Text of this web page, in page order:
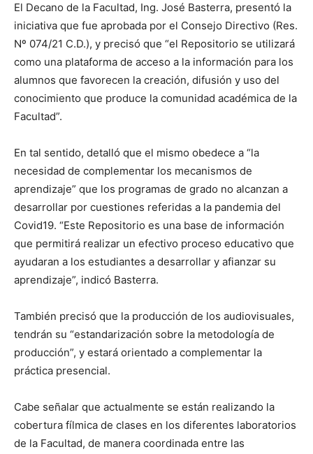
El Decano de la Facultad, Ing. José Basterra, presentó la
iniciativa que fue aprobada por el Consejo Directivo (Res.
Nº 074/21 C.D.), y precisó que “el Repositorio se utilizará
como una plataforma de acceso a la información para los
alumnos que favorecen la creación, difusión y uso del
conocimiento que produce la comunidad académica de la
Facultad”.
En tal sentido, detalló que el mismo obedece a “la
necesidad de complementar los mecanismos de
aprendizaje” que los programas de grado no alcanzan a
desarrollar por cuestiones referidas a la pandemia del
Covid19. “Este Repositorio es una base de información
que permitirá realizar un efectivo proceso educativo que
ayudaran a los estudiantes a desarrollar y afianzar su
aprendizaje”, indicó Basterra.
También precisó que la producción de los audiovisuales,
tendrán su “estandarización sobre la metodología de
producción”, y estará orientado a complementar la
práctica presencial.
Cabe señalar que actualmente se están realizando la
cobertura fílmica de clases en los diferentes laboratorios
de la Facultad, de manera coordinada entre las